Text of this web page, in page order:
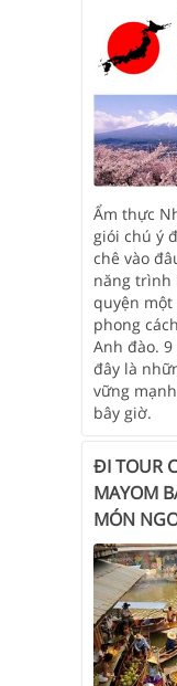
Ẩm thực
giói chú ý
chê vào
năng trình
quyện một
phong
Anh đào.
đây là
vững
bây giờ.
ĐI TOUR
MAYOM
MÓN